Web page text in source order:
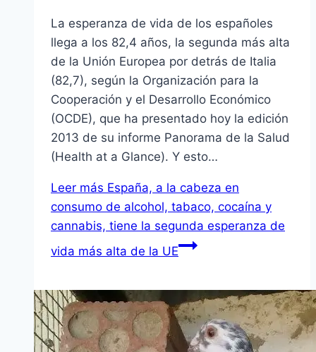
La esperanza de vida de los españoles
llega a los 82,4 años, la segunda más alta
de la Unión Europea por detrás de Italia
(82,7), según la Organización para la
Cooperación y el Desarrollo Económico
(OCDE), que ha presentado hoy la edición
2013 de su informe Panorama de la Salud
(Health at a Glance). Y esto…
Leer más España, a la cabeza en
consumo de alcohol, tabaco, cocaína y
cannabis, tiene la segunda esperanza de
vida más alta de la UE